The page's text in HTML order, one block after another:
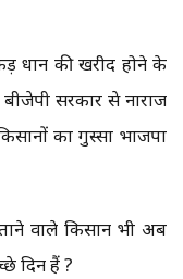
धान की खरीद होने के
सरकार से नाराज
का गुस्सा भाजपा
वाले किसान भी अब
दिन हैं ?